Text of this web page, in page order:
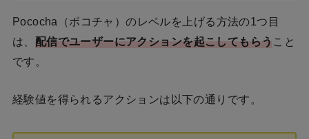
Pococha（ポコチャ）のレベルを上げる方法の1つ目
は、 配信でユーザーにアクションを起こしてもらう こと
です。
経験値を得られるアクションは以下の通りです。